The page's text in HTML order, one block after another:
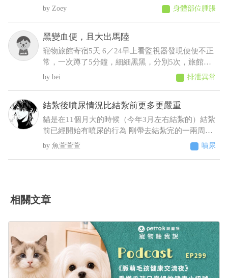
問可能會是什麼狀況，謝謝
Zoey 身體部位腫脹
黑變血便，且大出馬陸
寵物旅館寄宿5天 6／24早上看監視器發現便便不正
常，一次蹲了5分鐘，細細黑黑，分別5次，旅館通
報早上吐 中午接回，回來不進食，只喝水，且晚間
拉了2次黑便〔帶紅果凍型態的晶體〕 6／25 清晨
來！ 6／25下午帶去旅館指定的獸醫院看診 肛門觸
診完，醫生判斷潰瘍性結直腸炎，隨即打了制酸
劑，給了胃粘膜保護劑跟止瀉 7/2告知旅館回診血檢
期中這三項不正常BUN66/RBC9.13/ALT87，旅館改
口說不是他們的問題，沒證據足以判斷是馬陸造成
bei 排泄異常
結紮後噴尿情況比結紮前更多更嚴重
貓是在11個月大的時候（今年3月左右結紮的）結紮
前已經開始有噴尿的行為 剛帶去結紮完的一兩周基
本沒噴尿 之後的時間經常噴尿 原先只是床旁邊的牆
壁 到後來床頭櫃、衣櫃、電腦螢幕、電腦主機 連在
情況該怎麼解決 被噴到很崩潰想送養了
魚萱萱萱 噴尿
相關文章